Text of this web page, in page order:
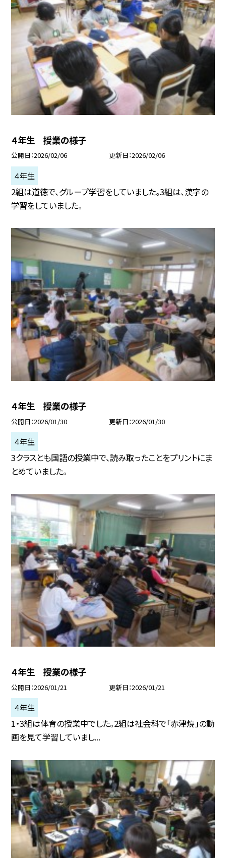
４年生 授業の様子
公開日 2026/02/06 更新日 2026/02/06
４年生
2組は道徳で、グループ学習をしていました。3組は、漢字の
学習をしていました。
４年生 授業の様子
公開日 2026/01/30 更新日 2026/01/30
４年生
3クラスとも国語の授業中で、読み取ったことをプリントにま
とめていました。
４年生 授業の様子
公開日 2026/01/21 更新日 2026/01/21
４年生
1・3組は体育の授業中でした。2組は社会科で「赤津焼」の動
画を見て学習していまし...